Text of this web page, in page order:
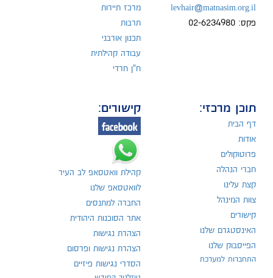
levhair@matnasim.org.il
פקס: 02-6234980
מרכז תיירות
תרבות
תכנון אורבני
עבודה קהילתית
ח"ן חרדי
תוכן מרכזי:
דף הבית
אודות
פרוטוקולים
חברי הנהלה
קצת עלינו
צוות המינהל
קישורים
האינסטגרם שלנו
הפייסבוק שלנו
התחברות למערכת
קישורים:
קהילת וואטסאפ לב העיר
לוואטסאפ שלנו
החברה למתנסים
אתר הסוכנות היהודית
הצהרת נגישות
הצהרת נגישות ופרסום
הסדרי נגישות פיזיים